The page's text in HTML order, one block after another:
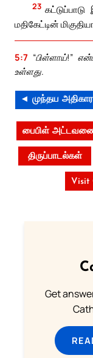
23
மதிகேட்டின்
5:7 “பிள்ளாய்!”
உள்ளது.
◄ முந்தய
பைபிள்
திருப்பாடல்கள்
Visit
Get